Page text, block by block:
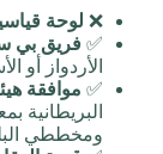
❌ لوحة
✅ فريق بي
الأردواز أو
✅ موافقة
البريطانية
ومخططي